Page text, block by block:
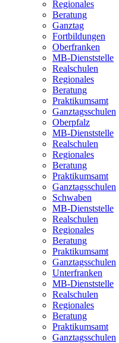
Regionales
Beratung
Ganztag
Fortbildungen
Oberfranken
MB-Dienststelle
Realschulen
Regionales
Beratung
Praktikumsamt
Ganztagsschulen
Oberpfalz
MB-Dienststelle
Realschulen
Regionales
Beratung
Praktikumsamt
Ganztagsschulen
Schwaben
MB-Dienststelle
Realschulen
Regionales
Beratung
Praktikumsamt
Ganztagsschulen
Unterfranken
MB-Dienststelle
Realschulen
Regionales
Beratung
Praktikumsamt
Ganztagsschulen